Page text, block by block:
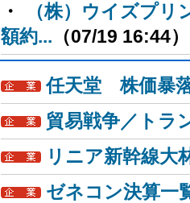
・
（株）ウイズプ
額約... （07/19 16:44）
任天堂 株価暴
貿易戦争／トラ
リニア新幹線大
ゼネコン決算一